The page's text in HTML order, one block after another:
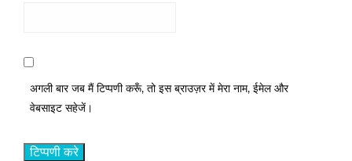
अगली बार जब मैं टिप्पणी करूँ, तो इस ब्राउज़र में मेरा नाम, ईमेल और
वेबसाइट सहेजें।